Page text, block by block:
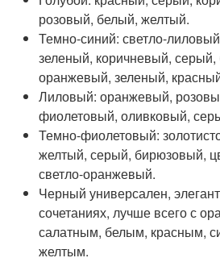
розовый, белый, желтый.
Темно-синий: светло-
зеленый, коричневый,
оранжевый, зеленый,
Лиловый: оранжевый,
фиолетовый, оливковый,
Темно-фиолетовый:
желтый, серый, бирюзовый,
светло-оранжевый.
Черный универсален,
сочетаниях, лучше всего с
салатным, белым, красным,
желтым.